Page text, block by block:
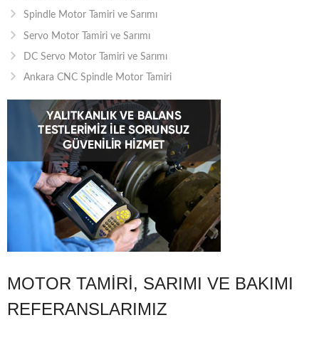
Spindle Motor Tamiri ve Sarımı
Servo Motor Tamiri ve Sarımı
DC Servo Motor Tamiri ve Sarımı
Ankara CNC Spindle Motor Tamiri
MOTOR TAMIRI, SARIMI VE BAKIMI
REFERANSLARIMIZ